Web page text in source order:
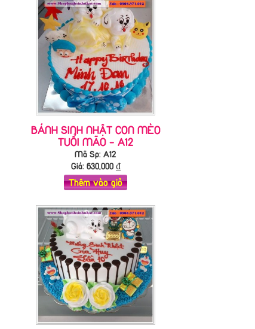
BÁNH SINH NHẬT CON MÈO
TUỔI MÃO - A12
Mã Sp: A12
Giá: 630,000₫
Thêm vào giỏ